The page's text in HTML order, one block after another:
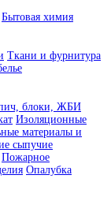
Бытовая химия
Ткани и фурнитура
блоки, ЖБИ
Изоляционные
материалы и
сыпучие
Пожарное
Опалубка